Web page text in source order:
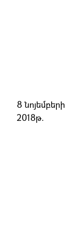
8 նոյեմբերի
2018թ.